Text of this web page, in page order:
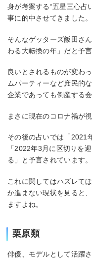
身が考案する“五星三心占
事に的中させてきました。
そんなゲッターズ飯田さ
わる大転換の年」だと予
良いとされるものが変わ
ムパーティーなど庶民的
企業であっても倒産する
まさに現在のコロナ禍が
その後の占いでは「2021
「2022年3月に区切りを
る」と予言されています。
これに関してはハズレて
か進まない現状を見ると
ますよね。
栗原類
俳優、モデルとして活躍